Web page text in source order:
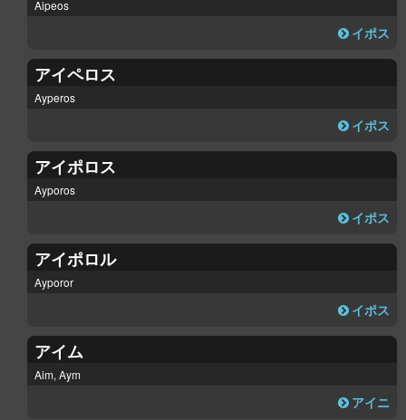
Aipeos
イポス
アイペロス
Ayperos
イポス
アイポロス
Ayporos
イポス
アイポロル
Ayporor
イポス
アイム
Aim, Aym
アイニ